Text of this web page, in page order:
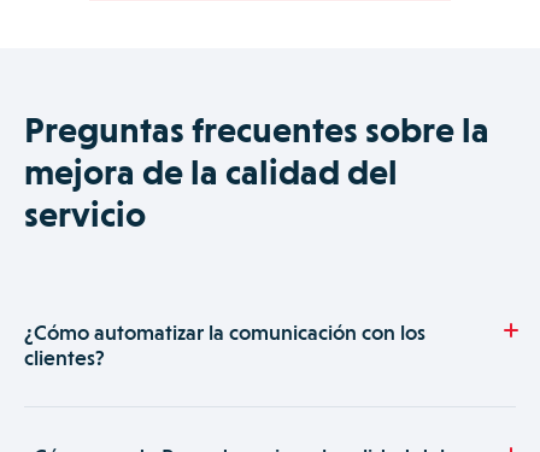
Preguntas frecuentes sobre la
mejora de la calidad del
servicio
¿Cómo automatizar la comunicación con los
clientes?
a través de un módulo de notificaciones que funciona